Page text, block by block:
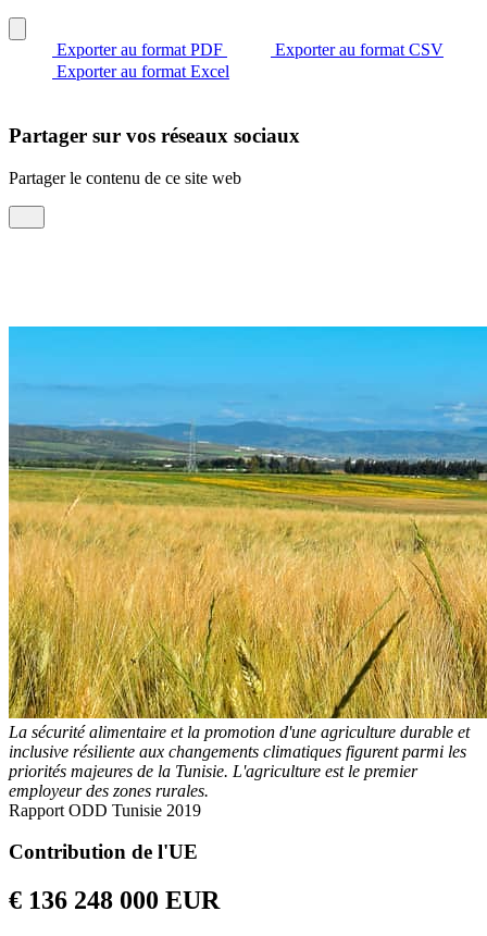
Exporter au format PDF
Exporter au format CSV
Exporter au format Excel
Partager sur vos réseaux sociaux
Partager le contenu de ce site web
La sécurité alimentaire et la promotion d'une agriculture durable et
inclusive résiliente aux changements climatiques figurent parmi les
priorités majeures de la Tunisie. L'agriculture est le premier
employeur des zones rurales.
Rapport ODD Tunisie 2019
Contribution de l'UE
€ 136 248 000 EUR